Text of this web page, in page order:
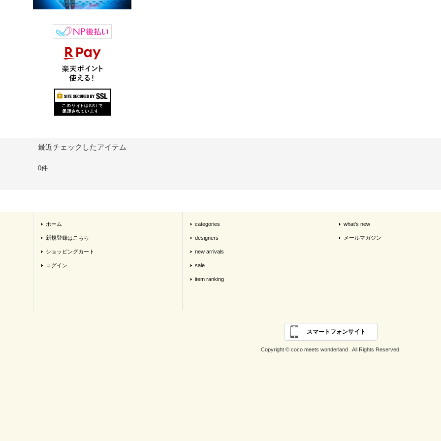
最近チェックしたアイテム
0件
ホーム
新規登録はこちら
ショッピングカート
ログイン
categories
designers
new arrivals
sale
item ranking
what's new
メールマガジン
スマートフォンサイト
Copyright © coco meets wonderland . All Rights Reserved.